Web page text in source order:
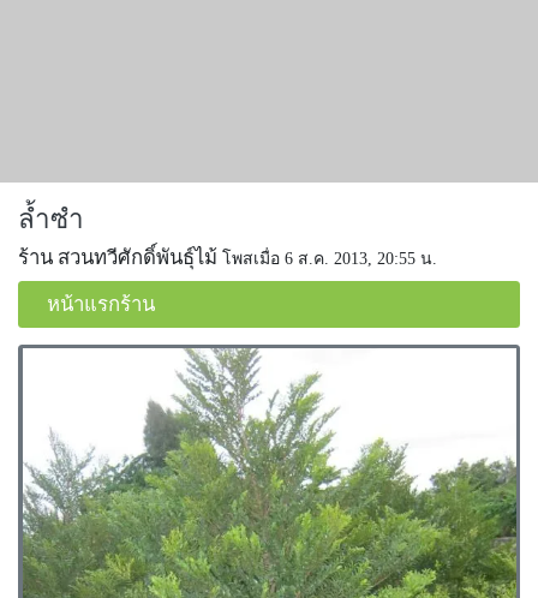
ล้ำซำ
ร้าน สวนทวีศักดิ์พันธุ์ไม้ โพสเมื่อ 6 ส.ค. 2013, 20:55 น.
หน้าแรกร้าน